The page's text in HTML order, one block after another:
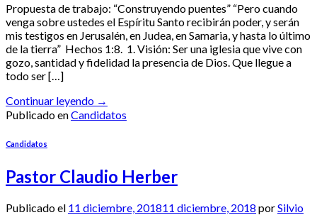
Propuesta de trabajo: “Construyendo puentes” “Pero cuando
venga sobre ustedes el Espíritu Santo recibirán poder, y serán
mis testigos en Jerusalén, en Judea, en Samaria, y hasta lo último
de la tierra” Hechos 1:8. 1. Visión: Ser una iglesia que vive con
gozo, santidad y fidelidad la presencia de Dios. Que llegue a
todo ser […]
Continuar leyendo →
Publicado enCandidatos
Candidatos
Pastor Claudio Herber
Publicado el 11 diciembre, 201811 diciembre, 2018 porSilvio